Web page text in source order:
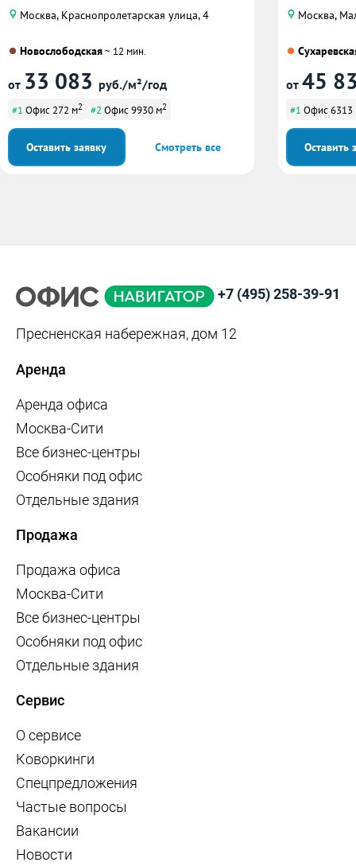
Москва, Краснопролетарская улица, 4
Новослободская~ 12 мин.
от 33 083 руб./м²/год
#1 Офис 272 м2 #2 Офис 9930 м2
Оставить заявку Смотреть все
Москва,
от 45
#1 Офис 6313
Оставить
+7 (495) 258-39-91
Пресненская набережная, дом 12
Аренда
Аренда офиса
Москва-Сити
Все бизнес-центры
Особняки под офис
Отдельные здания
Продажа
Продажа офиса
Москва-Сити
Все бизнес-центры
Особняки под офис
Отдельные здания
Сервис
О сервисе
Коворкинги
Спецпредложения
Частые вопросы
Вакансии
Новости